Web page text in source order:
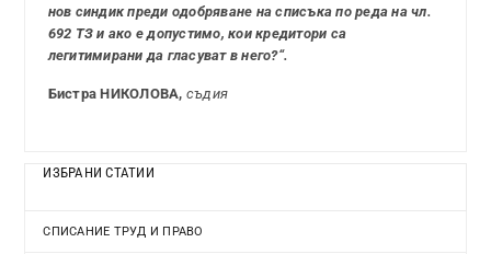
нов синдик преди одобряване на списъка по реда на чл.
692 ТЗ и ако е допустимо, кои кредитори са
легитимирани да гласуват в него?“.
Бистра НИКОЛОВА, съдия
ИЗБРАНИ СТАТИИ
СПИСАНИЕ ТРУД И ПРАВО